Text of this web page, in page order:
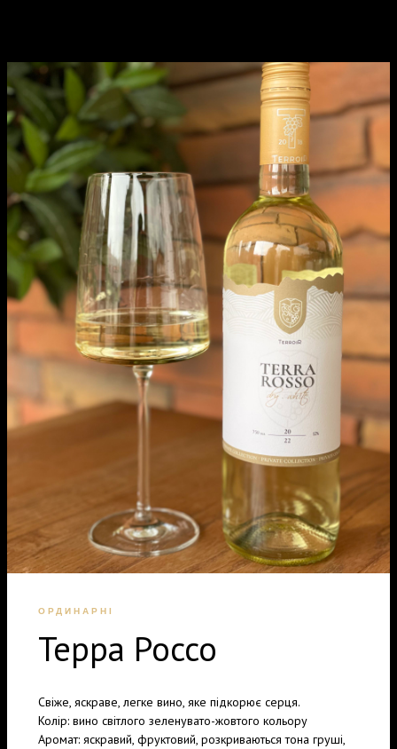
ОРДИНАРНІ
Терра Россо
Свіже, яскраве, легке вино, яке підкорює серця.
Колір: вино світлого зеленувато-жовтого кольору
Аромат: яскравий, фруктовий, розкриваються тона груші,